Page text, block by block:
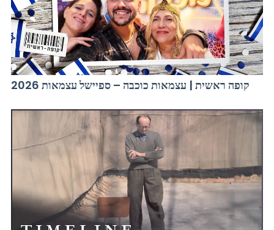
קופה ראשית | עצמאות כוכבה – ספיישל עצמאות 2026